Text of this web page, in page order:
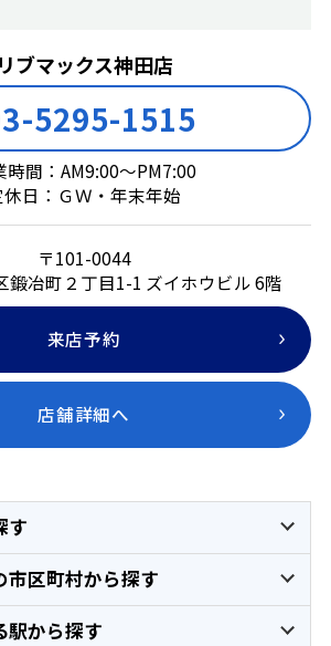
リブマックス神田店
5295-1515
時間：AM9:00～PM7:00
休日：ＧＷ・年末年始
〒101-0044
鍛冶町２丁目1-1 ズイホウビル 6階
来店予約
店舗詳細へ
す
市区町村から探す
駅から探す